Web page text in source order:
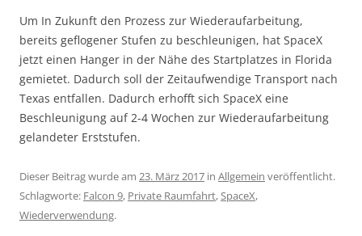
Um In Zukunft den Prozess zur Wiederaufarbeitung,
bereits geflogener Stufen zu beschleunigen, hat SpaceX
jetzt einen Hanger in der Nähe des Startplatzes in Florida
gemietet. Dadurch soll der Zeitaufwendige Transport nach
Texas entfallen. Dadurch erhofft sich SpaceX eine
Beschleunigung auf 2-4 Wochen zur Wiederaufarbeitung
gelandeter Erststufen.
Dieser Beitrag wurde am 23. März 2017 in Allgemein veröffentlicht.
Schlagworte: Falcon 9, Private Raumfahrt,SpaceX,
Wiederverwendung.